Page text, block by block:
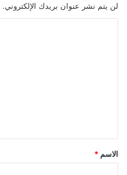
لن يتم نشر عنوان بريدك الإلكتروني.
*
الاسم *